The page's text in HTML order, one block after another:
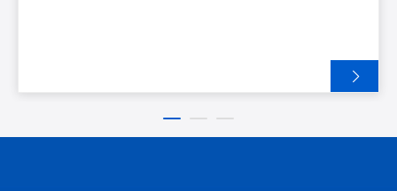
บำรุงรักษาสูง การเปรียบเทียบประสิทธิภาพ การปรับแต่ง
ยั่งยืนและสนับสนุนประสิทธิภาพการผลิตที่มั่นคงได้หรือไม่